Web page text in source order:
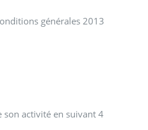
son activité en suivant 4